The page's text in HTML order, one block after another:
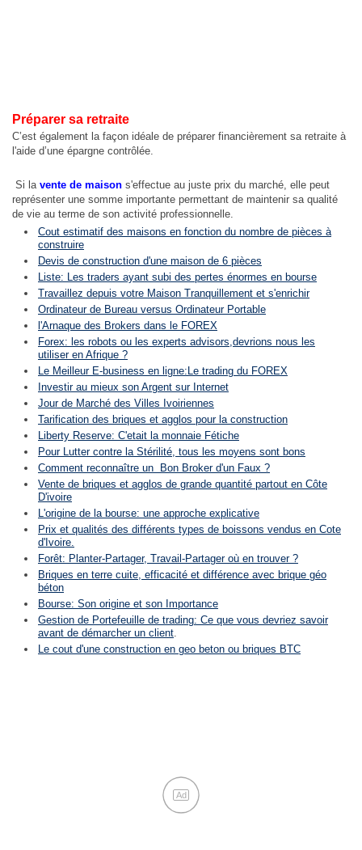
Préparer sa retraite
C’est également la façon idéale de préparer financièrement sa retraite à
l'aide d’une épargne contrôlée.
Si la vente de maison s'effectue au juste prix du marché, elle peut
représenter une somme importante permettant de maintenir sa qualité
de vie au terme de son activité professionnelle.
Cout estimatif des maisons en fonction du nombre de pièces à
construire
Devis de construction d'une maison de 6 pièces
Liste: Les traders ayant subi des pertes énormes en bourse
Travaillez depuis votre Maison Tranquillement et s'enrichir
Ordinateur de Bureau versus Ordinateur Portable
l'Arnaque des Brokers dans le FOREX
Forex: les robots ou les experts advisors,devrions nous les
utiliser en Afrique ?
Le Meilleur E-business en ligne:Le trading du FOREX
Investir au mieux son Argent sur Internet
Jour de Marché des Villes Ivoiriennes
Tarification des briques et agglos pour la construction
Liberty Reserve: C'etait la monnaie Fétiche
Pour Lutter contre la Stérilité, tous les moyens sont bons
Comment reconnaître un Bon Broker d'un Faux ?
Vente de briques et agglos de grande quantité partout en Côte
D'ivoire
L'origine de la bourse: une approche explicative
Prix et qualités des différents types de boissons vendus en Cote
d'Ivoire.
Forêt: Planter-Partager, Travail-Partager où en trouver ?
Briques en terre cuite, efficacité et différence avec brique géo
béton
Bourse: Son origine et son Importance
Gestion de Portefeuille de trading: Ce que vous devriez savoir
avant de démarcher un client
Le cout d'une construction en geo beton ou briques BTC
Ad